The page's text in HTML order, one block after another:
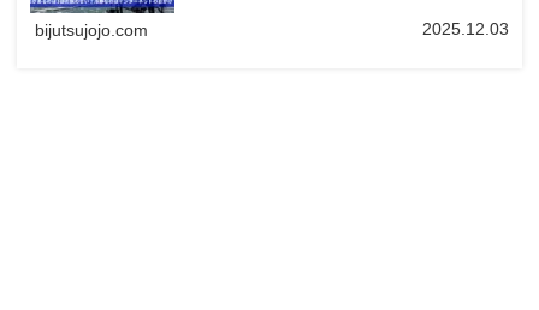
bijutsujojo.com 2025.12.03